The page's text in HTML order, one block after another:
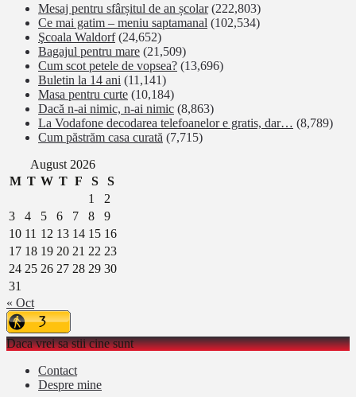
Mesaj pentru sfârșitul de an școlar (222,803)
Ce mai gatim – meniu saptamanal (102,534)
Şcoala Waldorf (24,652)
Bagajul pentru mare (21,509)
Cum scot petele de vopsea? (13,696)
Buletin la 14 ani (11,141)
Masa pentru curte (10,184)
Dacă n-ai nimic, n-ai nimic (8,863)
La Vodafone decodarea telefoanelor e gratis, dar… (8,789)
Cum păstrăm casa curată (7,715)
August 2026
M T W T F S
S
1
2
3
4 5 6 7 8
9
10 11 12 13 14 15 16
17 18 19 20 21 22 23
24 25 26 27 28 29 30
31
« Oct
Daca vrei sa stii cine sunt
Contact
Despre mine